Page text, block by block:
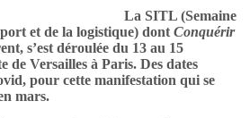
La SITL (Semaine
et de la logistique) dont Conquérir
s’est déroulée du 13 au 15
de Versailles à Paris. Des dates
pour cette manifestation qui se
mars.